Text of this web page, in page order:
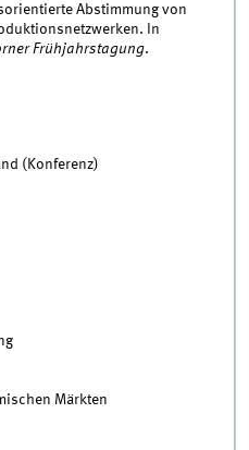
Abstimmung von
In
Frühjahrstagung.
(Konferenz)
Märkten